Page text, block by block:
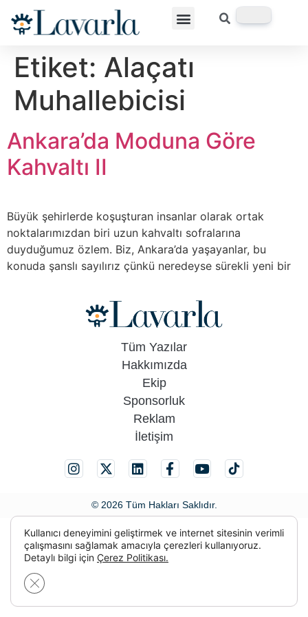
Etiket: Alaçatı
Muhallebicisi
Ankara’da Moduna Göre
Kahvaltı II
Büyük şehirlerde koşuşturan insanlar olarak ortak
noktalarımızdan biri uzun kahvaltı sofralarına
duyduğumuz özlem. Biz, Ankara’da yaşayanlar, bu
konuda şanslı sayılırız çünkü neredeyse sürekli yeni bir
Tüm Yazılar
Hakkımızda
Ekip
Sponsorluk
Reklam
İletişim
© 2026 Tüm Hakları Saklıdır.
Kullanıcı deneyimini geliştirmek ve internet sitesinin verimli
çalışmasını sağlamak amacıyla çerezleri kullanıyoruz.
Detaylı bilgi için Çerez Politikası.
GDPR çerez şeridini kapat